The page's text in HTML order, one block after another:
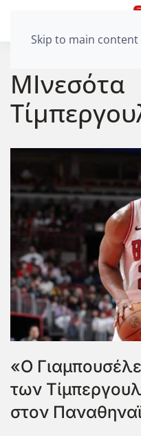
Skip to main content
ΜΙνεσότα
«Ο
των
στον